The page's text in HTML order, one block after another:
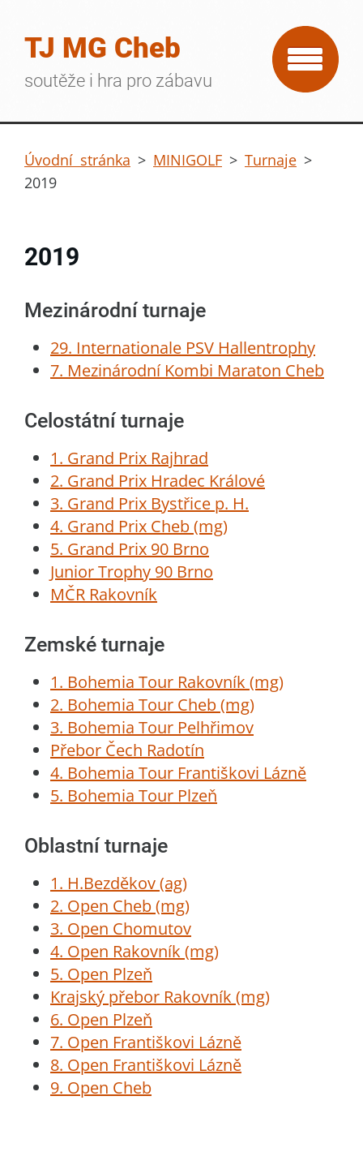
TJ MG Cheb
soutěže i hra pro zábavu
Úvodní stránka > MINIGOLF > Turnaje >
2019
2019
Mezinárodní turnaje
29. Internationale PSV Hallentrophy
7. Mezinárodní Kombi Maraton Cheb
Celostátní turnaje
1. Grand Prix Rajhrad
2. Grand Prix Hradec Králové
3. Grand Prix Bystřice p. H.
4. Grand Prix Cheb (mg)
5. Grand Prix 90 Brno
Junior Trophy 90 Brno
MČR Rakovník
Zemské turnaje
1. Bohemia Tour Rakovník (mg)
2. Bohemia Tour Cheb (mg)
3. Bohemia Tour Pelhřimov
Přebor Čech Radotín
4. Bohemia Tour Františkovi Lázně
5. Bohemia Tour Plzeň
Oblastní turnaje
1. H.Bezděkov (ag)
2. Open Cheb (mg)
3. Open Chomutov
4. Open Rakovník (mg)
5. Open Plzeň
Krajský přebor Rakovník (mg)
6. Open Plzeň
7. Open Františkovi Lázně
8. Open Františkovi Lázně
9. Open Cheb